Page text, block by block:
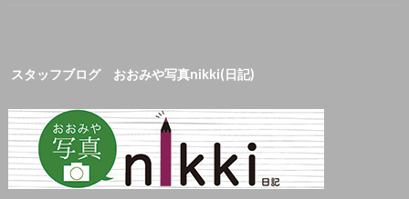
スタッフブログ おおみや写真nikki(日記)